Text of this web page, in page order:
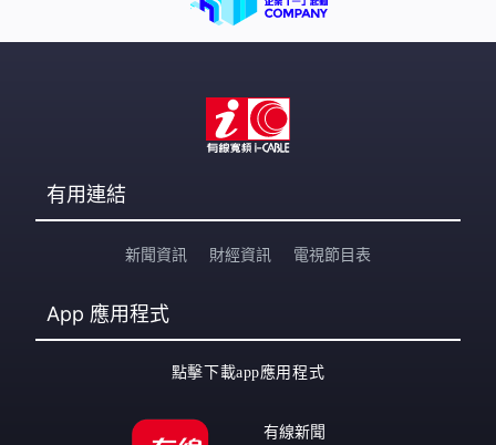
有用連結
新聞資訊 財經資訊 電視節目表
App 應用程式
點擊下載app應用程式
有線新聞